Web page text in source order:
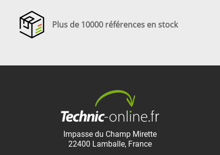
Plus de 10000 références en stock
Impasse du Champ Mirette
22400 Lamballe, France